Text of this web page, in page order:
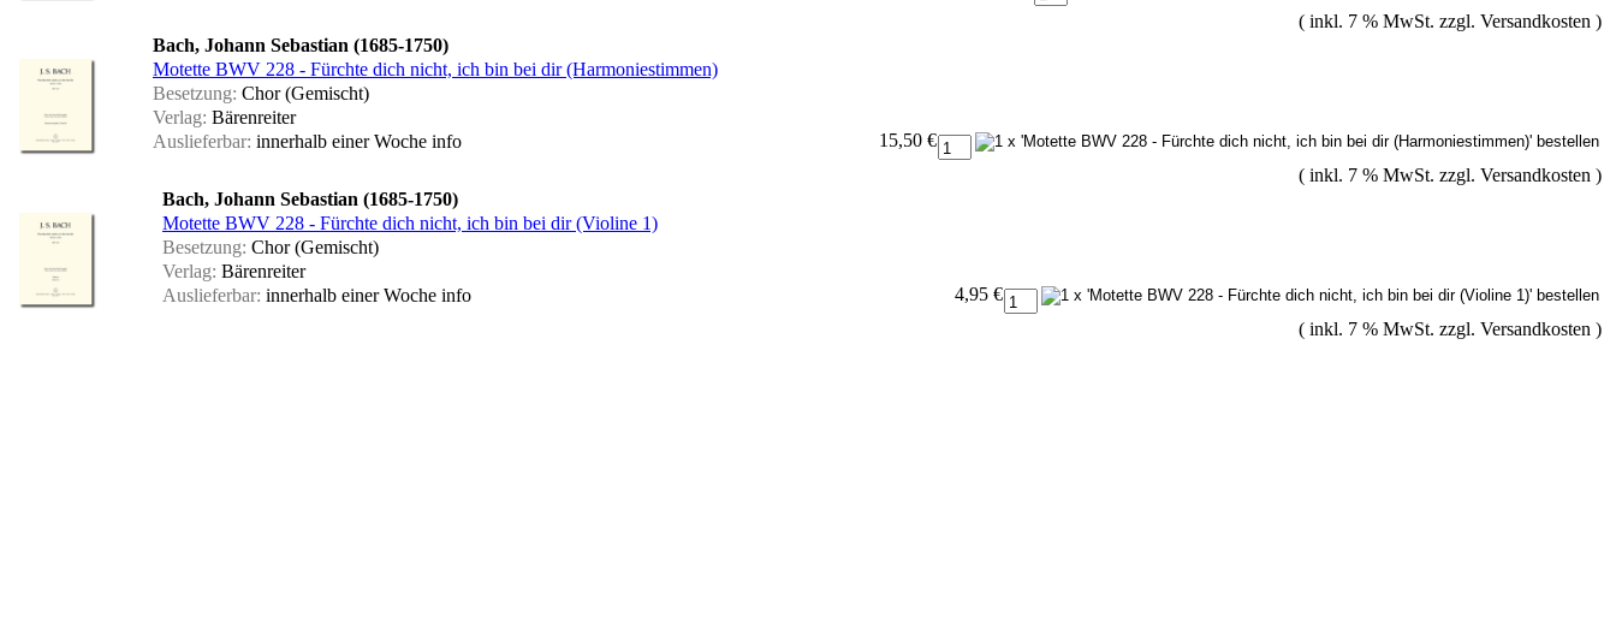
( inkl. 7 % MwSt. zzgl. Versandkosten )
Bach, Johann Sebastian (1685-1750)
Motette BWV 228 - Fürchte dich nicht, ich bin bei dir (Harmoniestimmen)
Besetzung: Chor (Gemischt)
Verlag: Bärenreiter
Auslieferbar: innerhalb einer Woche info
15,50 €
( inkl. 7 % MwSt. zzgl. Versandkosten )
Bach, Johann Sebastian (1685-1750)
Motette BWV 228 - Fürchte dich nicht, ich bin bei dir (Violine 1)
Besetzung: Chor (Gemischt)
Verlag: Bärenreiter
Auslieferbar: innerhalb einer Woche info
4,95 €
( inkl. 7 % MwSt. zzgl. Versandkosten )